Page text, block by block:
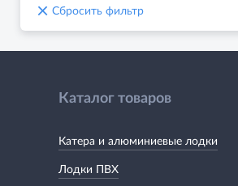
× Сбросить фильтр
Каталог товаров
Катера и алюминиевые лодки
Лодки ПВХ